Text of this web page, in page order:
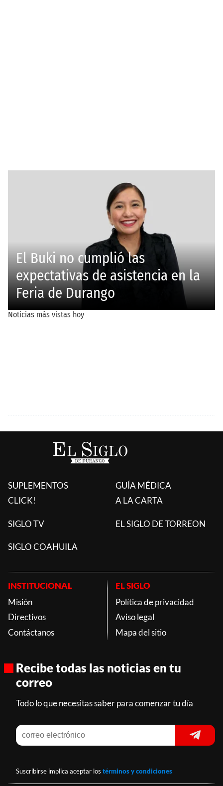
SUPLEMENTOS
CLICK!
GUÍA MÉDICA
A LA CARTA
SIGLO TV EL SIGLO DE TORREON
SIGLO COAHUILA
INSTITUCIONAL
Misión
Directivos
Contáctanos
EL SIGLO
Política de privacidad
Aviso legal
Mapa del sitio
Recibe todas las noticias en tu
correo
Todo lo que necesitas saber para comenzar tu día
Suscribirse implica aceptar los términos y condiciones